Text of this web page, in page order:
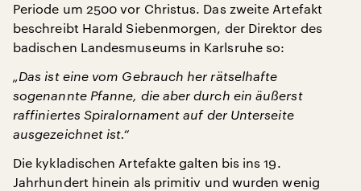
Periode um 2500 vor Christus. Das zweite Artefakt
beschreibt Harald Siebenmorgen, der Direktor des
badischen Landesmuseums in Karlsruhe so:
„Das ist eine vom Gebrauch her rätselhafte
sogenannte Pfanne, die aber durch ein äußerst
raffiniertes Spiralornament auf der Unterseite
ausgezeichnet ist.“
Die kykladischen Artefakte galten bis ins 19.
Jahrhundert hinein als primitiv und wurden wenig